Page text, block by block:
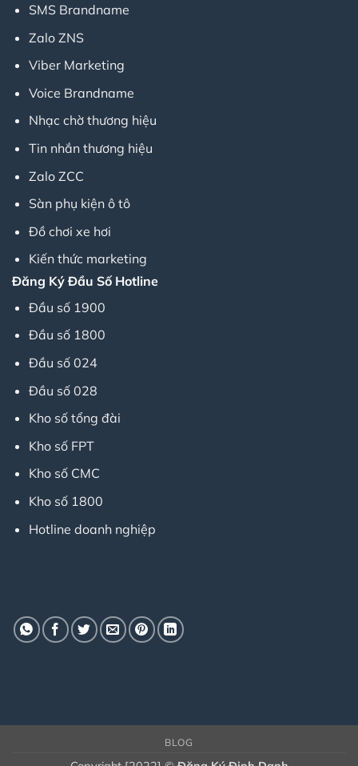
SMS Brandname
Zalo ZNS
Viber Marketing
Voice Brandname
Nhạc chờ thương hiệu
Tin nhắn thương hiệu
Zalo ZCC
Sàn phụ kiện ô tô
Đồ chơi xe hơi
Kiến thức marketing
Đăng Ký Đầu Số Hotline
Đầu số 1900
Đầu số 1800
Đầu số 024
Đầu số 028
Kho số tổng đài
Kho số FPT
Kho số CMC
Kho số 1800
Hotline doanh nghiệp
BLOG